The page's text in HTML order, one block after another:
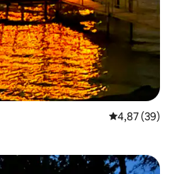
Gemiddelde
4,87 (39)